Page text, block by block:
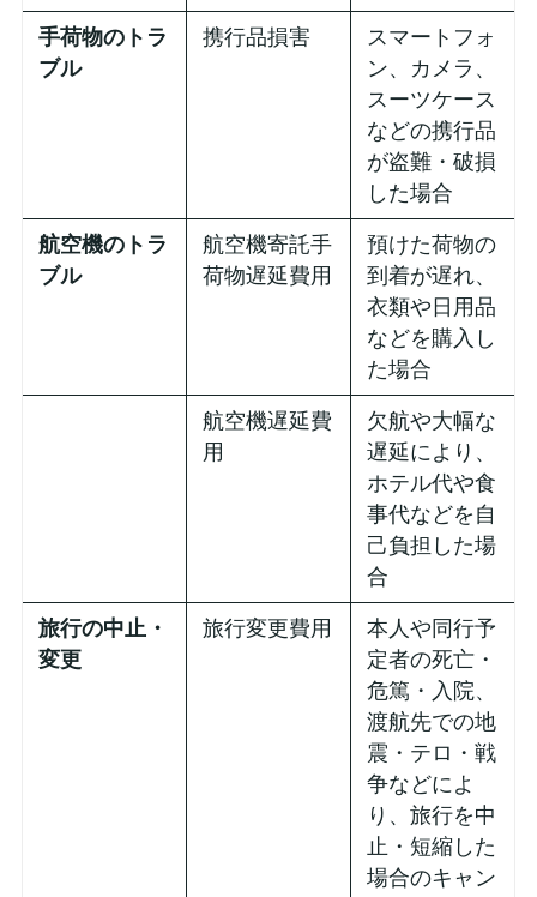
手荷物のトラ
ブル
携行品損害
スマートフォ
ン、カメラ、
スーツケース
などの携行品
が盗難・破損
した場合
航空機のトラ
ブル
航空機寄託手
荷物遅延費用
預けた荷物の
到着が遅れ、
衣類や日用品
などを購入し
た場合
航空機遅延費
用
欠航や大幅な
遅延により、
ホテル代や食
事代などを自
己負担した場
合
旅行の中止・
変更
旅行変更費用
本人や同行予
定者の死亡・
危篤・入院、
渡航先での地
震・テロ・戦
争などによ
り、旅行を中
止・短縮した
場合のキャン